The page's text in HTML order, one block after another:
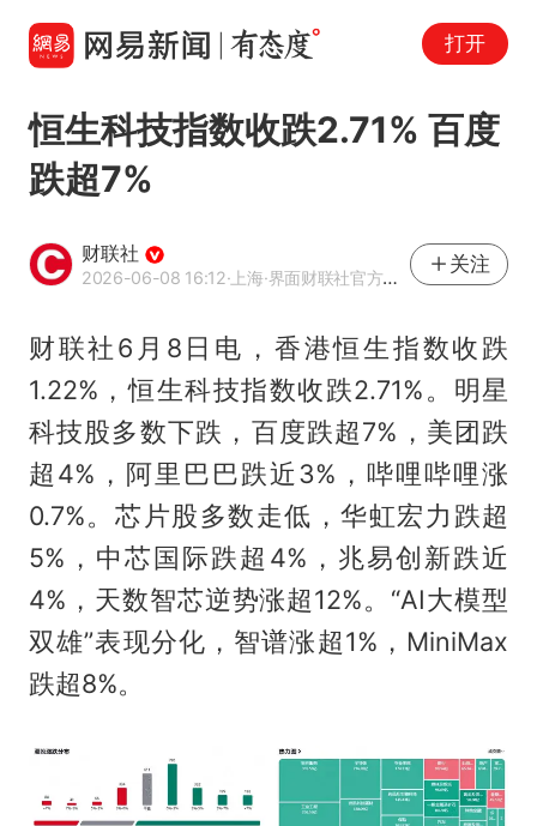
打开
恒生科技指数收跌2.71% 百度
跌超7%
财联社
2026-06-08 16:12·上海·界面财联社官方账号
关注
财联社6月8日电，香港恒生指数收跌
1.22%，恒生科技指数收跌2.71%。明星
科技股多数下跌，百度跌超7%，美团跌
超4%，阿里巴巴跌近3%，哔哩哔哩涨
0.7%。芯片股多数走低，华虹宏力跌超
5%，中芯国际跌超4%，兆易创新跌近
4%，天数智芯逆势涨超12%。“AI大模型
双雄”表现分化，智谱涨超1%，MiniMax
跌超8%。